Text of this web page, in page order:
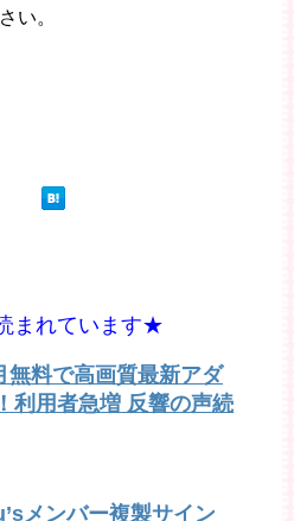
い。
まれています★
無料で高画質最新アダ
利用者急増 反響の声続
メンバー複製サイン